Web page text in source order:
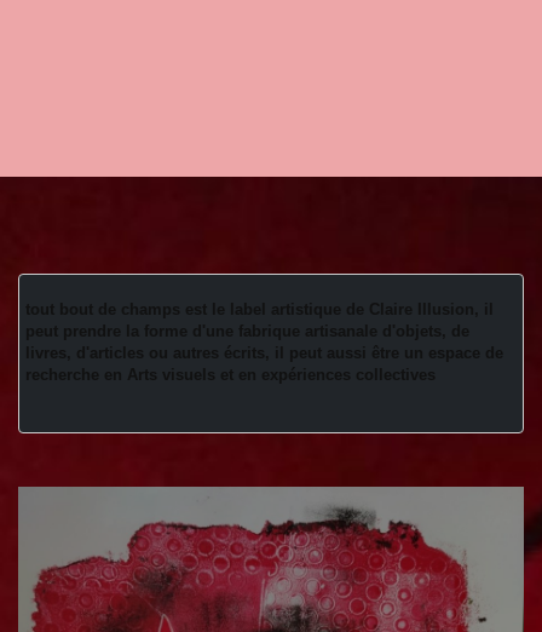
tout bout de champs est le label artistique de Claire Illusion, il
peut prendre la forme d'une fabrique artisanale d'objets, de
livres, d'articles ou autres écrits, il peut aussi être un espace de
recherche en Arts visuels et en expériences collectives